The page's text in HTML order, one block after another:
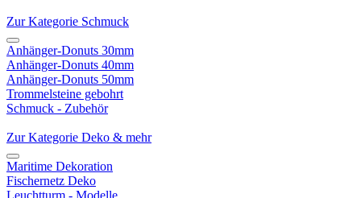
Zur Kategorie Schmuck
Anhänger-Donuts 30mm
Anhänger-Donuts 40mm
Anhänger-Donuts 50mm
Trommelsteine gebohrt
Schmuck - Zubehör
Zur Kategorie Deko & mehr
Maritime Dekoration
Fischernetz Deko
Leuchtturm - Modelle